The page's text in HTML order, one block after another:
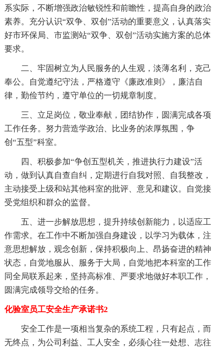
系实际，不断增强政治敏锐性和前瞻性，提高自身的政治
素养。充分认识“双争、双创”活动的重要意义，认真落实
好市环保局、市监测站“双争、双创”活动实施方案的总体
要求。
二、牢固树立为人民服务的人生观，淡薄名利，克己
奉公。自觉遵纪守法，严格遵守《廉政准则》，廉洁自
律，勤俭节约，遵守单位的一切规章制度。
三、立足岗位，敬业奉献，团结协作，圆满完成各项
工作任务。努力营造学政治、比业务的浓厚氛围，争
创“五型”科室。
四、积极参加“争创五型机关，推进执行力建设”活
动，做到认真自查自纠，定期进行自我对照、自我整改，
主动接受上级和站其他科室的批评、意见和建议。自觉接
受党组织和群众的监督。
五、进一步解放思想，提升持续创新能力，以适应工
作需求。在工作中不断加强自身建设，以学习为载体，注
意思想解放，观念创新，保持积极向上、昂扬奋进的精神
状态，自觉地服从、服务于大局，自觉地把本科室的工作
同全局联系起来，坚持高标准、严要求地做好本职工作，
圆满完成领导交给的任务。
化验室员工安全生产承诺书2
安全工作是一项相当复杂的系统工程，只有起点，而
无终点，为公司利益、工人安全，必须心往一处想、志往